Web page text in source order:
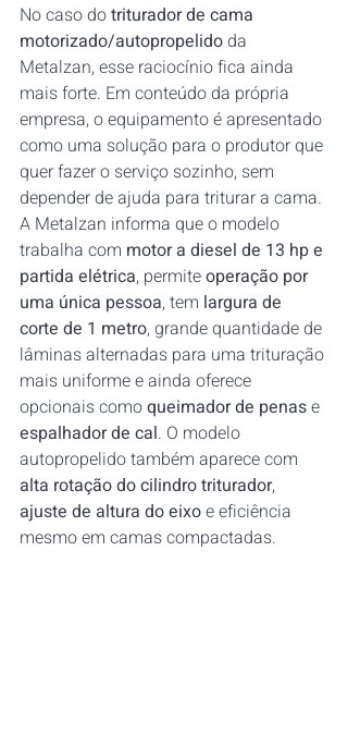
No caso do triturador de cama
motorizado/autopropelido da
Metalzan, esse raciocínio fica ainda
mais forte. Em conteúdo da própria
empresa, o equipamento é apresentado
como uma solução para o produtor que
quer fazer o serviço sozinho, sem
depender de ajuda para triturar a cama.
A Metalzan informa que o modelo
trabalha com motor a diesel de 13 hp e
partida elétrica, permite operação por
uma única pessoa, tem largura de
corte de 1 metro, grande quantidade de
lâminas alternadas para uma trituração
mais uniforme e ainda oferece
opcionais como queimador de penas e
espalhador de cal. O modelo
autopropelido também aparece com
alta rotação do cilindro triturador,
ajuste de altura do eixo e eficiência
mesmo em camas compactadas.